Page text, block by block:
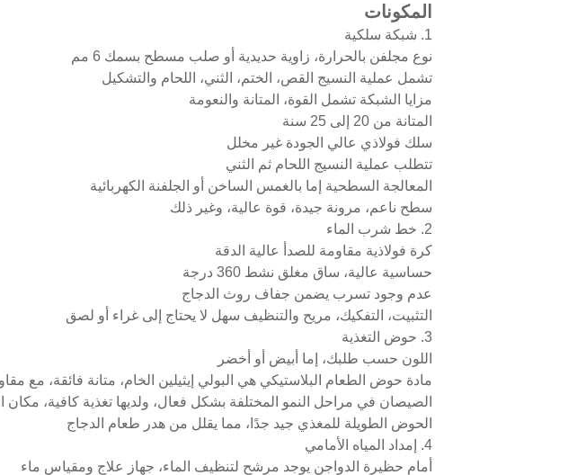
المكونات
1. شبكة سلكية
نوع مجلفن بالحرارة، زاوية حديدية أو صلب مسطح بسمك 6 مم
تشمل عملية النسيج القص، الختم، الثني، اللحام والتشكيل
مزايا الشبكة تشمل القوة، المتانة والنعومة
المتانة من 20 إلى 25 سنة
سلك فولاذي عالي الجودة غير مخلل
تتطلب عملية النسيج اللحام ثم الثني
المعالجة السطحية إما بالغمس الساخن أو الجلفنة الكهربائية
سطح ناعم، مرونة جيدة، قوة عالية، وغير ذلك
2. خط شرب الماء
كرة فولاذية مقاومة للصدأ عالية الدقة
حساسية عالية، ساق مغلق نشط 360 درجة
عدم وجود تسرب يضمن جفاف روث الدجاج
التثبيت، التفكيك، مريح والتنظيف سهل لا يحتاج إلى غراء أو لصق
3. حوض التغذية
اللون حسب طلبك، إما أبيض أو أخضر
مادة حوض الطعام البلاستيكي هي البولي إيثيلين الخام، متانة فائقة،
الصيصان في مراحل النمو المختلفة بشكل فعال، ولديها تغذية كافية،
الحوض الطويلة للمغذي جيد جدًا، مما يقلل من هدر طعام الدجاج
4. إمداد المياه الأمامي
أمام حظيرة الدواجن يوجد مرشح لتنظيف الماء، جهاز علاج ومقياس ماء